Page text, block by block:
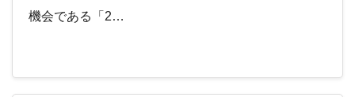
機会である「2…